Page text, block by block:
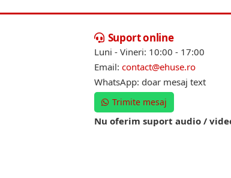
Suport online
Luni - Vineri: 10:00 - 17:00
Email: contact@ehuse.ro
WhatsApp: doar mesaj text
Trimite mesaj
Nu oferim suport audio /